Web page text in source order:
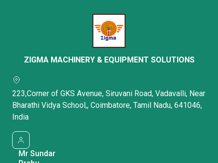
ZIGMA MACHINERY & EQUIPMENT SOLUTIONS
223,Corner of GKS Avenue, Siruvani Road, Vadavalli, Near
Bharathi Vidya School,, Coimbatore, Tamil Nadu, 641046,
India
Mr Sundar